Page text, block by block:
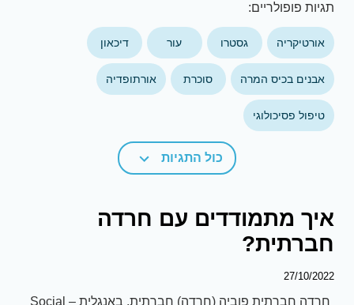
תגיות פופולריים:
אורטיקריה גסטרו עור דיכאון
אבנים בכיס המרה סוכרת אורתופדיה
טיפול פסיכולוגי
כול התגיות
איך מתמודדים עם חרדה
חברתית?
27/10/2022
חרדה חברתית פוביה (חרדה) חברתית, באנגלית – Social